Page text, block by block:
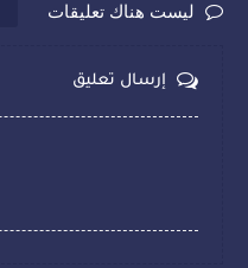
ليست هناك تعليقات
إرسال تعليق